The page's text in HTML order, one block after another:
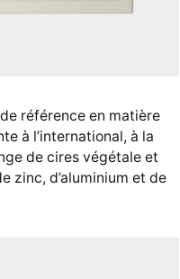
référence en matière
à l’international, à la
de cires végétale et
zinc, d’aluminium et de